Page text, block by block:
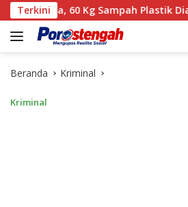
Langsung
ke
konten
Terkini
60 Kg Sampah Plastik Diangkut
Beranda Kriminal
Kriminal